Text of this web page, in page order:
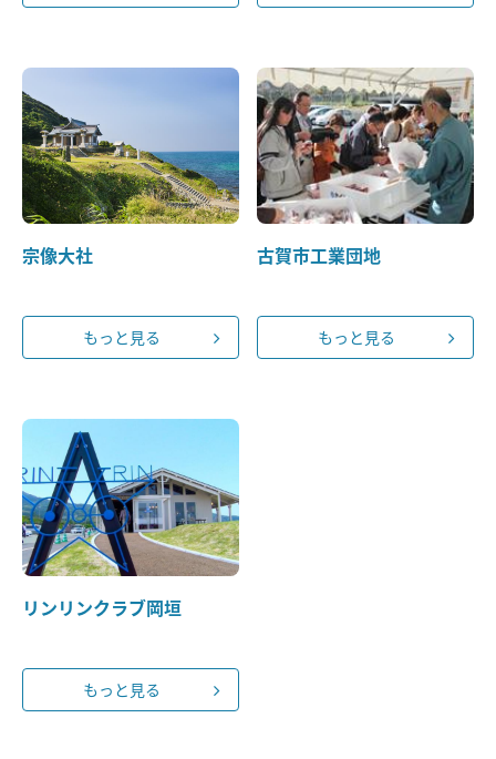
宗像大社
もっと見る
古賀市工業団地
もっと見る
リンリンクラブ岡垣
もっと見る